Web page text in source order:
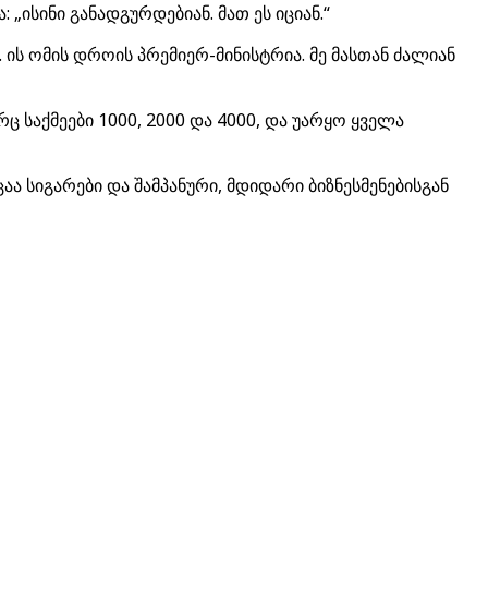
განადგურდებიან. მათ ეს იციან.“
ომის დროის პრემიერ-მინისტრია. მე მასთან ძალიან
1000, 2000 და 4000, და უარყო ყველა
და შამპანური, მდიდარი ბიზნესმენებისგან